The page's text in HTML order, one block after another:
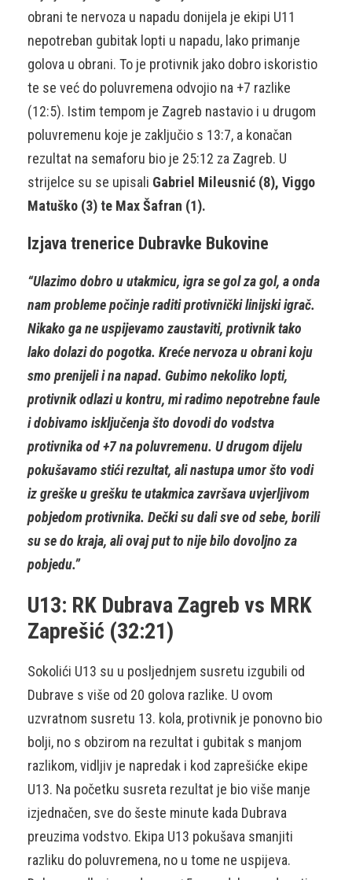
obrani te nervoza u napadu donijela je ekipi U11
nepotreban gubitak lopti u napadu, lako primanje
golova u obrani. To je protivnik jako dobro iskoristio
te se već do poluvremena odvojio na +7 razlike
(12:5). Istim tempom je Zagreb nastavio i u drugom
poluvremenu koje je zaključio s 13:7, a konačan
rezultat na semaforu bio je 25:12 za Zagreb. U
strijelce su se upisali Gabriel Mileusnić (8), Viggo
Matuško (3) te Max Šafran (1).
Izjava trenerice Dubravke Bukovine
“Ulazimo dobro u utakmicu, igra se gol za gol, a onda
nam probleme počinje raditi protivnički linijski igrač.
Nikako ga ne uspijevamo zaustaviti, protivnik tako
lako dolazi do pogotka. Kreće nervoza u obrani koju
smo prenijeli i na napad. Gubimo nekoliko lopti,
protivnik odlazi u kontru, mi radimo nepotrebne faule
i dobivamo isključenja što dovodi do vodstva
protivnika od +7 na poluvremenu. U drugom dijelu
pokušavamo stići rezultat, ali nastupa umor što vodi
iz greške u grešku te utakmica završava uvjerljivom
pobjedom protivnika. Dečki su dali sve od sebe, borili
su se do kraja, ali ovaj put to nije bilo dovoljno za
pobjedu.”
U13: RK Dubrava Zagreb vs MRK
Zaprešić (32:21)
Sokolići U13 su u posljednjem susretu izgubili od
Dubrave s više od 20 golova razlike. U ovom
uzvratnom susretu 13. kola, protivnik je ponovno bio
bolji, no s obzirom na rezultat i gubitak s manjom
razlikom, vidljiv je napredak i kod zaprešićke ekipe
U13. Na početku susreta rezultat je bio više manje
izjednačen, sve do šeste minute kada Dubrava
preuzima vodstvo. Ekipa U13 pokušava smanjiti
razliku do poluvremena, no u tome ne uspijeva.